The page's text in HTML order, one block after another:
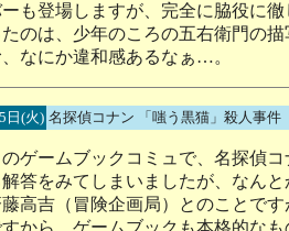
も登場しますが、完全に脇役に
のは、少年のころの五右衛門の
なにか違和感あるなぁ…。
日(火) 名探偵コナン 「嗤う黒猫」殺人事
ゲームブックコミュで、名探偵
答をみてしまいましたが、なん
高吉（冒険企画局）とのことで
から、ゲームブックも本格的な